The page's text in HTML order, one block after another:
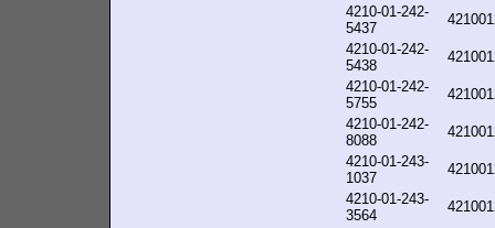
4210-01-242-
5437
4210-01-242-
5438
4210-01-242-
5755
4210-01-242-
8088
4210-01-243-
1037
4210-01-243-
3564